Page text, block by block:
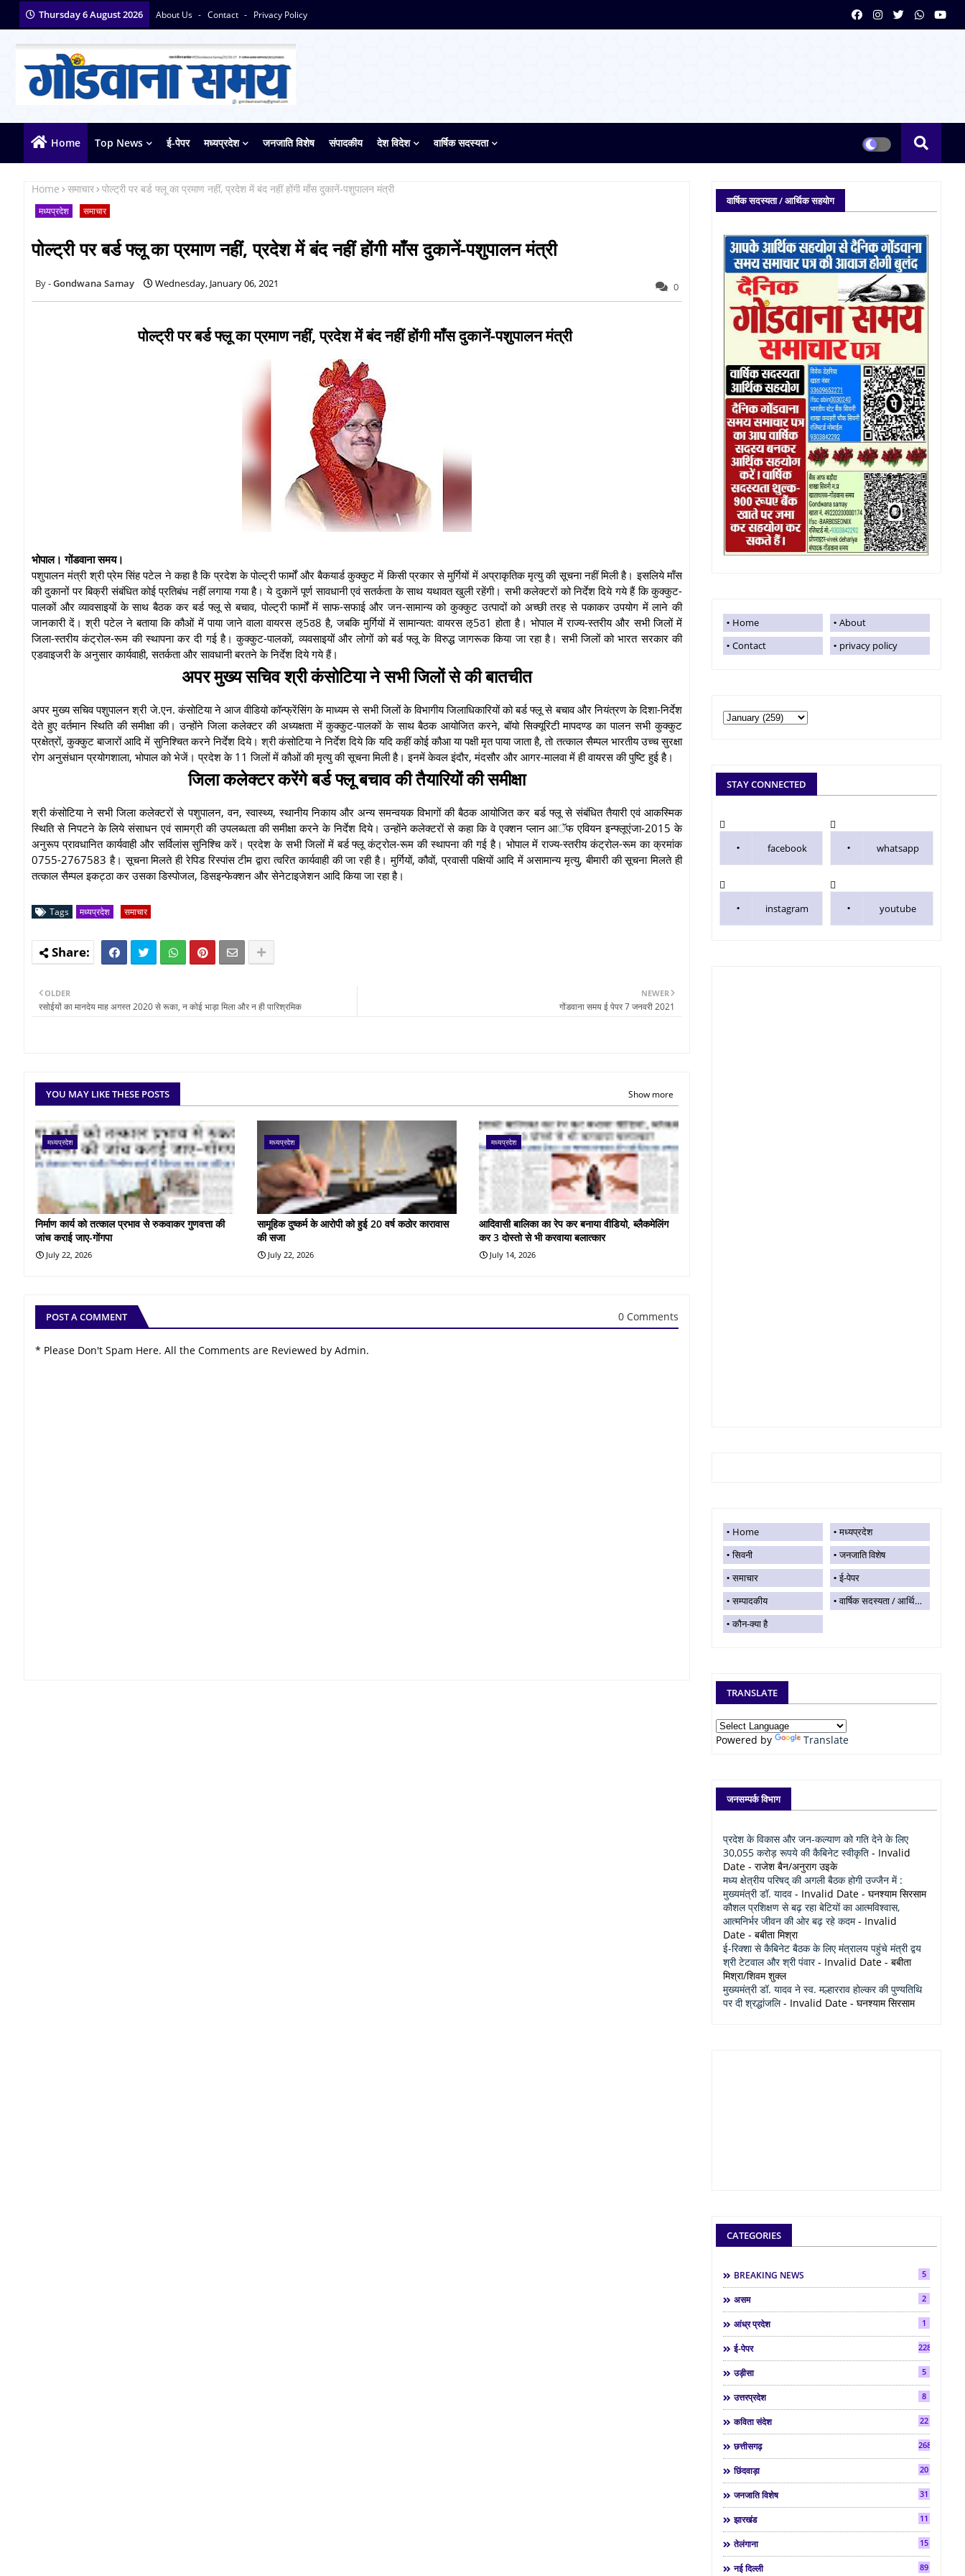
Thursday 6 August 2026 About Us Contact Privacy Policy
Home Top News ई-पेपर मध्यप्रदेश जनजाति विशेष संपादकीय देश विदेश वार्षिक सदस्यता
Home समाचार पोल्ट्री पर बर्ड फ्लू का प्रमाण नहीं, प्रदेश में बंद नहीं होंगी माँस दुकानें-पशुपालन मंत्री
मध्यप्रदेश समाचार
पोल्ट्री पर बर्ड फ्लू का प्रमाण नहीं, प्रदेश में बंद नहीं होंगी माँस दुकानें-पशुपालन मंत्री
Gondwana Samay Wednesday, January 06, 2021 0
पोल्ट्री पर बर्ड फ्लू का प्रमाण नहीं, प्रदेश में बंद नहीं होंगी माँस दुकानें-पशुपालन मंत्री
भोपाल। गोंडवाना समय।
पशुपालन मंत्री श्री प्रेम सिंह पटेल ने कहा है कि प्रदेश के पोल्ट्री फार्मों और बैकयार्ड कुक्कुट में किसी प्रकार से मुर्गियों में अप्राकृतिक मृत्यु की सूचना नहीं मिली है। इसलिये माँस
की दुकानों पर बिक्री संबंधित कोई प्रतिबंध नहीं लगाया गया है। ये दुकानें पूर्ण सावधानी एवं सतर्कता के साथ यथावत खुली रहेंगी। सभी कलेक्टरों को निर्देश दिये गये हैं कि कुक्कुट-
पालकों और व्यावसाइयों के साथ बैठक कर बर्ड फ्लू से बचाव, पोल्ट्री फार्मों में साफ-सफाई और जन-सामान्य को कुक्कुट उत्पादों को अच्छी तरह से पकाकर उपयोग में लाने की
जानकारी दें। श्री पटेल ने बताया कि कौओं में पाया जाने वाला वायरस ऌ5ठ8 है, जबकि मुर्गियों में सामान्यत: वायरस ऌ5ठ1 होता है। भोपाल में राज्य-स्तरीय और सभी जिलों में
जिला-स्तरीय कंट्रोल-रूम की स्थापना कर दी गई है। कुक्कुट-पालकों, व्यवसाइयों और लोगों को बर्ड फ्लू के विरुद्ध जागरूक किया जा रहा है। सभी जिलों को भारत सरकार की
एडवाइजरी के अनुसार कार्यवाही, सतर्कता और सावधानी बरतने के निर्देश दिये गये हैं।
अपर मुख्य सचिव श्री कंसोटिया ने सभी जिलों से की बातचीत
अपर मुख्य सचिव पशुपालन श्री जे.एन. कंसोटिया ने आज वीडियो कॉन्फ्रेंसिंग के माध्यम से सभी जिलों के विभागीय जिलाधिकारियों को बर्ड फ्लू से बचाव और नियंत्रण के दिशा-निर्देश
देते हुए वर्तमान स्थिति की समीक्षा की। उन्होंने जिला कलेक्टर की अध्यक्षता में कुक्कुट-पालकों के साथ बैठक आयोजित करने, बॉयो सिक्यूरिटी मापदण्ड का पालन सभी कुक्कुट
प्रक्षेत्रों, कुक्कुट बाजारों आदि में सुनिश्चित करने निर्देश दिये। श्री कंसोटिया ने निर्देश दिये कि यदि कहीं कोई कौआ या पक्षी मृत पाया जाता है, तो तत्काल सैम्पल भारतीय उच्च सुरक्षा
रोग अनुसंधान प्रयोगशाला, भोपाल को भेजें। प्रदेश के 11 जिलों में कौओं की मृत्यु की सूचना मिली है। इनमें केवल इंदौर, मंदसौर और आगर-मालवा में ही वायरस की पुष्टि हुई है।
जिला कलेक्टर करेंगे बर्ड फ्लू बचाव की तैयारियों की समीक्षा
श्री कंसोटिया ने सभी जिला कलेक्टरों से पशुपालन, वन, स्वास्थ्य, स्थानीय निकाय और अन्य समन्वयक विभागों की बैठक आयोजित कर बर्ड फ्लू से संबंधित तैयारी एवं आकस्मिक
स्थिति से निपटने के लिये संसाधन एवं सामग्री की उपलब्धता की समीक्षा करने के निर्देश दिये। उन्होंने कलेक्टरों से कहा कि वे एक्शन प्लान आॅफ एवियन इन्फ्लूएंजा-2015 के
अनुरूप प्रावधानित कार्यवाही और सर्विलांस सुनिश्चि करें। प्रदेश के सभी जिलों में बर्ड फ्लू कंट्रोल-रूम की स्थापना की गई है। भोपाल में राज्य-स्तरीय कंट्रोल-रूम का क्रमांक
0755-2767583 है। सूचना मिलते ही रेपिड रिस्पांस टीम द्वारा त्वरित कार्यवाही की जा रही है। मुर्गियों, कौवों, प्रवासी पक्षियों आदि में असामान्य मृत्यु, बीमारी की सूचना मिलते ही
तत्काल सैम्पल इकट्ठा कर उसका डिस्पोजल, डिसइन्फेक्शन और सेनेटाइजेशन आदि किया जा रहा है।
Tags मध्यप्रदेश समाचार
NEWER
गोंडवाना समय ई पेपर 7 जनवरी 2021
OLDER
रसोईयों का मानदेय माह अगस्त 2020 से रूका, न कोई भाड़ा मिला और न ही पारिश्रमिक
YOU MAY LIKE THESE POSTS Show more
मध्यप्रदेश
निर्माण कार्य को तत्काल प्रभाव से रुकवाकर गुणवत्ता की
जांच कराई जाए-गोंगपा
July 22, 2026
मध्यप्रदेश
सामूहिक दुष्कर्म के आरोपी को हुई 20 वर्ष कठोर कारावास
की सजा
July 22, 2026
मध्यप्रदेश
आदिवासी बालिका का रेप कर बनाया वीडियो, ब्लैकमेलिंग
कर 3 दोस्तो से भी करवाया बलात्कार
July 14, 2026
POST A COMMENT 0 Comments
* Please Don't Spam Here. All the Comments are Reviewed by Admin.
वार्षिक सदस्यता / आर्थिक सहयोग
Home
About
Contact
privacy policy
STAY CONNECTED
facebook whatsapp
instagram youtube
Home
मध्यप्रदेश
सिवनी
जनजाति विशेष
समाचार
ई-पेपर
सम्पादकीय
वार्षिक सदस्यता / आर्थिक सहयोग
कौन-क्या है
TRANSLATE
Powered by Translate
जनसम्पर्क विभाग
प्रदेश के विकास और जन-कल्याण को गति देने के लिए
30,055 करोड़ रूपये की कैबिनेट स्वीकृति - Invalid
Date - राजेश बैन/अनुराग उइके
मध्य क्षेत्रीय परिषद् की अगली बैठक होगी उज्जैन में :
मुख्यमंत्री डॉ. यादव - Invalid Date - घनश्याम सिरसाम
कौशल प्रशिक्षण से बढ़ रहा बेटियों का आत्मविश्वास,
आत्मनिर्भर जीवन की ओर बढ़ रहे कदम- Invalid
Date - बबीता मिश्रा
ई-रिक्शा से कैबिनेट बैठक के लिए मंत्रालय पहुंचे मंत्री द्वय
श्री टेटवाल और श्री पंवार- Invalid Date - बबीता
मिश्रा/शिवम शुक्ल
मुख्यमंत्री डॉ. यादव ने स्व. मल्हारराव होल्कर की पुण्यतिथि
पर दी श्रद्धांजलि- Invalid Date - घनश्याम सिरसाम
CATEGORIES
BREAKING NEWS 5
असम 2
आंध्र प्रदेश 1
ई-पेपर 2286
उड़ीसा 5
उत्तरप्रदेश 8
कविता संदेश 22
छत्तीसगढ़ 268
छिंदवाड़ा 20
जनजाति विशेष 31
झारखंड 11
तेलंगाना 15
नई दिल्ली 89